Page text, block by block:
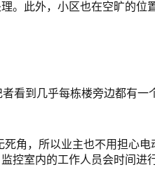
。此外，小区也在空旷的位
看到几乎每栋楼旁边都有一
角，所以业主也不用担心电
控室内的工作人员会时间进